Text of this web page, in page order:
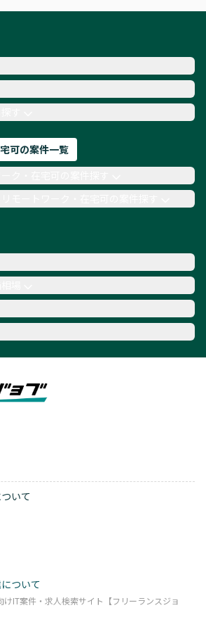
ンジニア
ジニア
Webデザイナー
委託
COBOL
Ruby
Laravel AWS
す
可の案件一覧
いて
ついて
IT案件・求人検索サイト【フリーランスジョ